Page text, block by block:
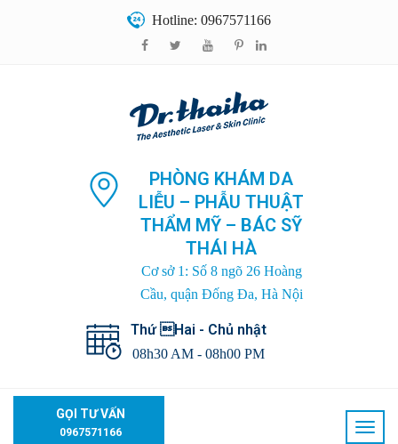
Hotline: 0967571166
PHÒNG KHÁM DA
LIỄU – PHẪU THUẬT
THẨM MỸ – BÁC SỸ
THÁI HÀ
Cơ sở 1: Số 8 ngõ 26 Hoàng
Cầu, quận Đống Đa, Hà Nội
Thứ Hai - Chủ nhật
08h30 AM - 08h00 PM
GỌI TƯ VẤN
0967571166